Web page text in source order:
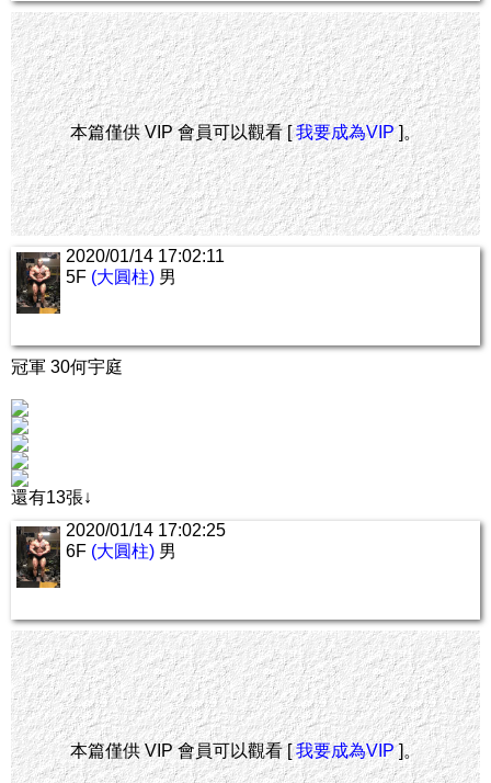
本篇僅供 VIP 會員可以觀看 [我要成為VIP]。
2020/01/14 17:02:11
5F (大圓柱) 男
冠軍 30何宇庭
還有13張↓
2020/01/14 17:02:25
6F (大圓柱) 男
本篇僅供 VIP 會員可以觀看 [我要成為VIP]。